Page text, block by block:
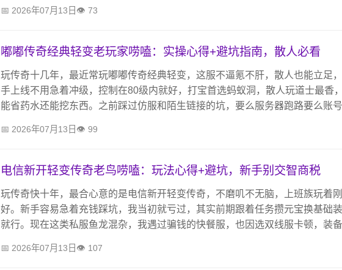
2026年07月13日 73
嘟嘟传奇经典轻变老玩家唠嗑：实操心得+避坑指南，散人必看
玩传奇十几年，最近常玩嘟嘟传奇经典轻变，这服不逼氪不肝，散人也能立足
手上线不用急着冲级，控制在80级内就好，打宝首选蚂蚁洞，散人玩道士最香，
能省药水还能挖东西。之前踩过仿服和陌生链接的坑，要么服务器跑路要么账
会兄弟组队打宝攻城，还是当年玩传奇的味道。
2026年07月13日 99
电信新开轻变传奇老鸟唠嗑：玩法心得+避坑，新手别交智商税
玩传奇快十年，最合心意的是电信新开轻变传奇，不磨叽不无脑，上班族玩着刚
好。新手容易急着充钱踩坑，我当初就亏过，其实前期跟着任务攒元宝换基础
就行。现在这类私服鱼龙混杂，我遇过骗钱的快餐服，也因选双线服卡顿，装
押镖、捡书页晶石都有用，找个稳定无隐藏消费的长期服，不用多充钱，花点时
2026年07月13日 107